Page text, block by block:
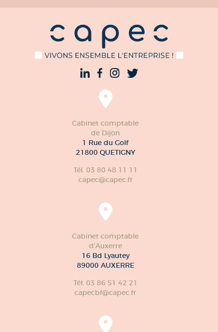
Cabinet comptable
de Dijon
1 Rue du Golf
21800 QUETIGNY
Tél. 03 80 48 11 11
capec@capec.fr
Cabinet comptable
d'Auxerre
16 Bd Lyautey
89000 AUXERRE
Tél. 03 86 51 42 21
capecbf@capec.fr